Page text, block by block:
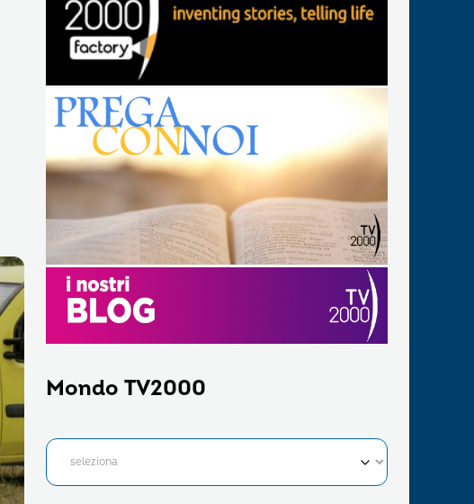
Mondo TV2000